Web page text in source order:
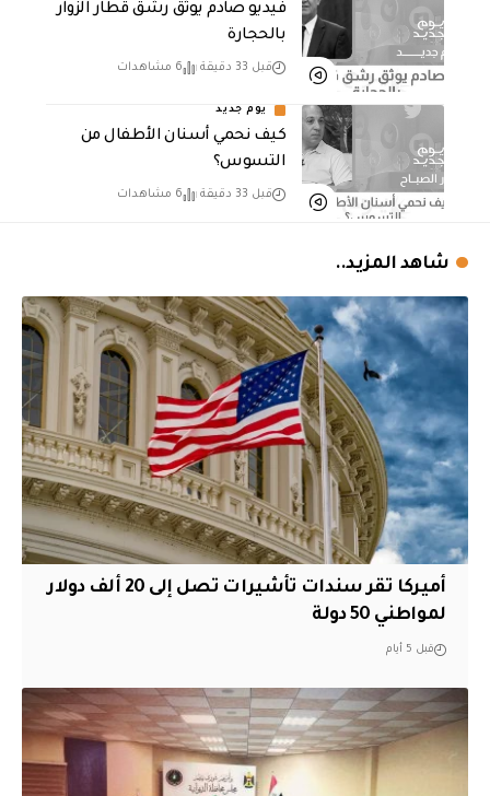
فيديو صادم يوثق رشق قطار الزوار
بالحجارة
قبل 33 دقيقة 6 مشاهدات
يوم جديد
كيف نحمي أسنان الأطفال من
التسوس؟
قبل 33 دقيقة 6 مشاهدات
شاهد المزيد..
أميركا تقر سندات تأشيرات تصل إلى 20 ألف دولار
لمواطني 50 دولة
قبل 5 أيام